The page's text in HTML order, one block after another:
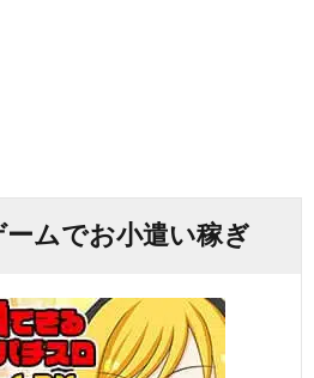
ムでお小遣い稼ぎ